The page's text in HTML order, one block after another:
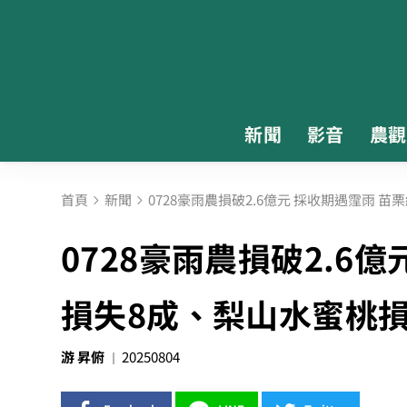
新聞 影音 農
首頁 新聞 0728豪雨農損破2.6億元 採收期遇霪雨 苗
0728豪雨農損破2.6億
損失8成、梨山水蜜桃
游 昇俯 20250804